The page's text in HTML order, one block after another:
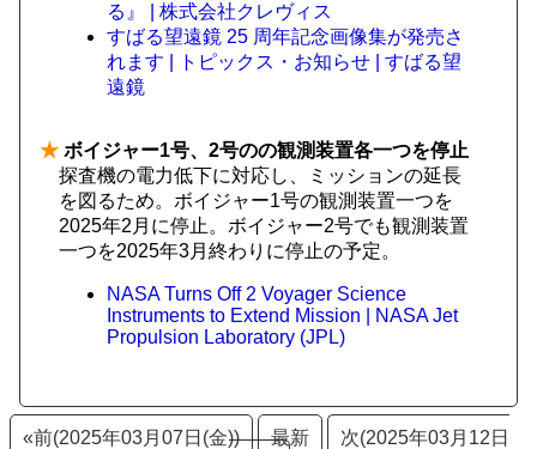
る』 | 株式会社クレヴィス
すばる望遠鏡 25 周年記念画像集が発売さ
れます | トピックス・お知らせ | すばる望
遠鏡
★ ボイジャー1号、2号のの観測装置各一つを停止
探査機の電力低下に対応し、ミッションの延長
を図るため。ボイジャー1号の観測装置一つを
2025年2月に停止。ボイジャー2号でも観測装置
一つを2025年3月終わりに停止の予定。
NASA Turns Off 2 Voyager Science
Instruments to Extend Mission | NASA Jet
Propulsion Laboratory (JPL)
«前(2025年03月07日(金)) 最新
次(2025年03月12日